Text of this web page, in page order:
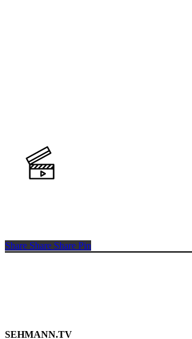
Share Share Share Pin
SEHMANN.TV